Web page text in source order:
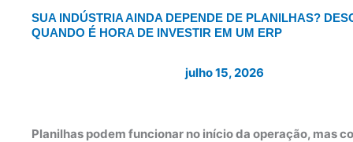
SUA INDÚSTRIA AINDA DEPENDE DE PLANILHAS?
QUANDO É HORA DE INVESTIR EM UM ERP
julho 15, 2026
Planilhas podem funcionar no início da operação, mas